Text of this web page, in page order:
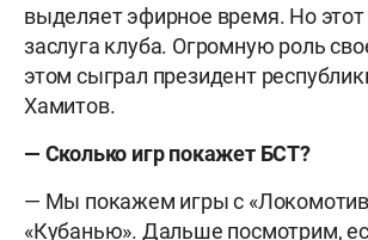
выделяет эфирное время. Но
заслуга клуба. Огромную роль
этом сыграл президент
Хамитов.
— Сколько игр покажет БСТ?
— Мы покажем игры с
«Кубанью». Дальше посмотрим,